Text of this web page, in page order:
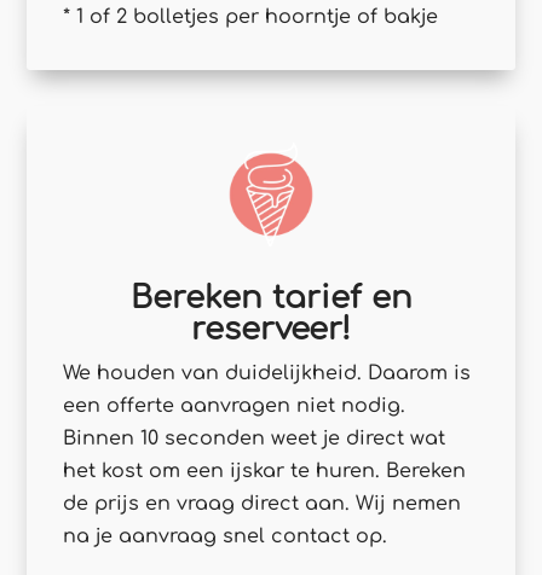
* 1 of 2 bolletjes per hoorntje of bakje
Bereken tarief en
reserveer!
We houden van duidelijkheid. Daarom is
een offerte aanvragen niet nodig.
Binnen 10 seconden weet je direct wat
het kost om een ijskar te huren. Bereken
de prijs en vraag direct aan. Wij nemen
na je aanvraag snel contact op.